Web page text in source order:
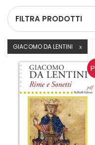
FILTRA PRODOTTI
GIACOMO DA LENTINI X